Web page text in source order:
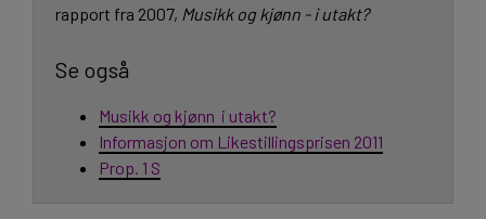
rapport fra 2007, Musikk og kjønn - i utakt?
Se også
Musikk og kjønn  i utakt?
Informasjon om Likestillingsprisen 2011
Prop. 1 S